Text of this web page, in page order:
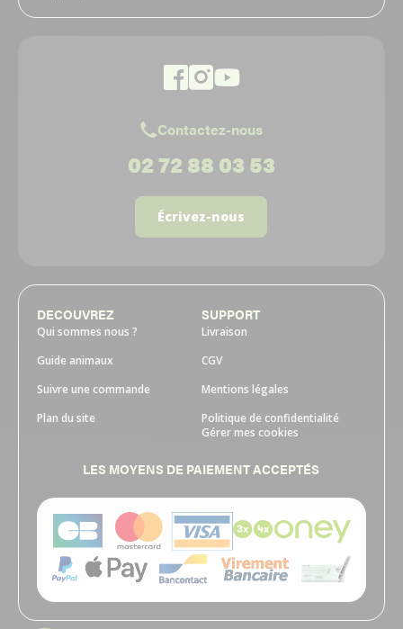
Contactez-nous
02 72 88 03 53
Écrivez-nous
DECOUVREZ
Qui sommes nous ?
Guide animaux
Suivre une commande
Plan du site
SUPPORT
Livraison
CGV
Mentions légales
Politique de confidentialité
Gérer mes cookies
LES MOYENS DE PAIEMENT ACCEPTÉS